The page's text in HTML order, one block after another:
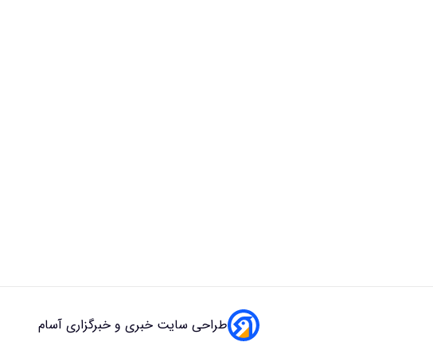
طراحی سایت خبری و خبرگزاری آسام